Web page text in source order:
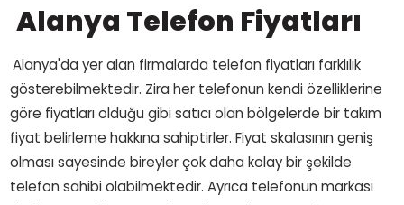
Alanya Telefon Fiyatları
Alanya'da yer alan firmalarda telefon fiyatları farklılık
gösterebilmektedir. Zira her telefonun kendi özelliklerine
göre fiyatları olduğu gibi satıcı olan bölgelerde bir takım
fiyat belirleme hakkına sahiptirler. Fiyat skalasının geniş
olması sayesinde bireyler çok daha kolay bir şekilde
telefon sahibi olabilmektedir. Ayrıca telefonun markası